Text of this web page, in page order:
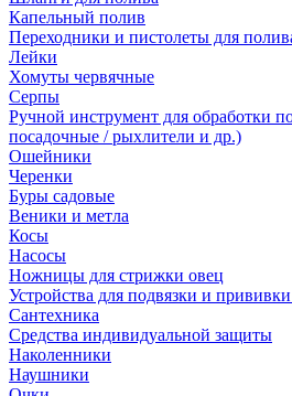
Капельный полив
Переходники и пистолеты для
Лейки
Хомуты червячные
Серпы
Ручной инструмент для обработки
посадочные / рыхлители и др.)
Ошейники
Черенки
Буры садовые
Веники и метла
Косы
Насосы
Ножницы для стрижки овец
Устройства для подвязки и
Сантехника
Средства индивидуальной защиты
Наколенники
Наушники